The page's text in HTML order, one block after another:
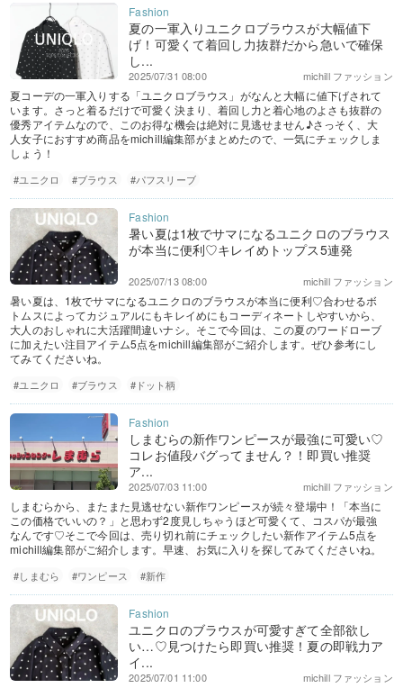
夏の一軍入りユニクロブラウスが大幅値下
げ！可愛くて着回し力抜群だから急いで確保
し...
michill ファッション
2025/07/31 08:00
夏コーデの一軍入りする「ユニクロブラウス」がなんと大幅に値下げされて
います。さっと着るだけで可愛く決まり、着回し力と着心地のよさも抜群の
優秀アイテムなので、このお得な機会は絶対に見逃せません♪さっそく、大
人女子におすすめ商品をmichill編集部がまとめたので、一気にチェックしま
しょう！
#ユニクロ #ブラウス #パフスリーブ
暑い夏は1枚でサマになるユニクロのブラウス
が本当に便利♡キレイめトップス5連発
michill ファッション
2025/07/13 08:00
暑い夏は、1枚でサマになるユニクロのブラウスが本当に便利♡合わせるボ
トムスによってカジュアルにもキレイめにもコーディネートしやすいから、
大人のおしゃれに大活躍間違いナシ。そこで今回は、この夏のワードローブ
に加えたい注目アイテム5点をmichill編集部がご紹介します。ぜひ参考にし
てみてくださいね。
#ユニクロ #ブラウス #ドット柄
しまむらの新作ワンピースが最強に可愛い♡
コレお値段バグってません？！即買い推奨
ア...
michill ファッション
2025/07/03 11:00
しまむらから、またまた見逃せない新作ワンピースが続々登場中！「本当に
この価格でいいの？」と思わず2度見しちゃうほど可愛くて、コスパが最強
なんです♡そこで今回は、売り切れ前にチェックしたい新作アイテム5点を
michill編集部がご紹介します。早速、お気に入りを探してみてくださいね。
#しまむら #ワンピース #新作
ユニクロのブラウスが可愛すぎて全部欲し
い…♡見つけたら即買い推奨！夏の即戦力ア
イ...
michill ファッション
2025/07/01 11:00